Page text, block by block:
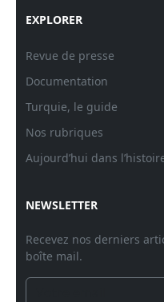
EXPLORER
Revue de presse
Documentation
Turquie, le guide
Nos rubriques
Aujourd’hui dans
NEWSLETTER
Recevez nos derniers
boîte mail.